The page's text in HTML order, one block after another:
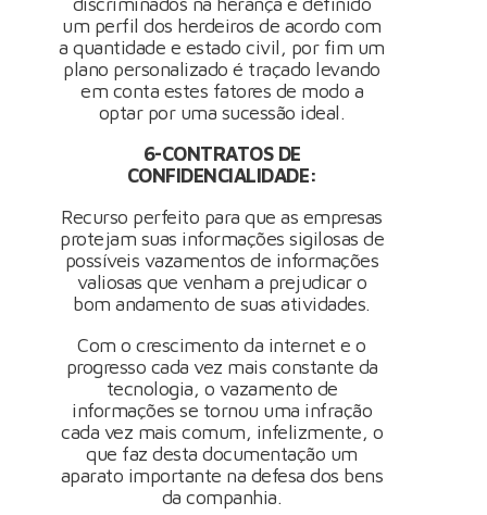
um perfil dos herdeiros de acordo com
a quantidade e estado civil, por fim um
plano personalizado é traçado levando
em conta estes fatores de modo a
optar por uma sucessão ideal.
6-CONTRATOS DE
CONFIDENCIALIDADE:
Recurso perfeito para que as empresas
protejam suas informações sigilosas de
possíveis vazamentos de informações
valiosas que venham a prejudicar o
bom andamento de suas atividades.
Com o crescimento da internet e o
progresso cada vez mais constante da
tecnologia, o vazamento de
informações se tornou uma infração
cada vez mais comum, infelizmente, o
que faz desta documentação um
aparato importante na defesa dos bens
da companhia.